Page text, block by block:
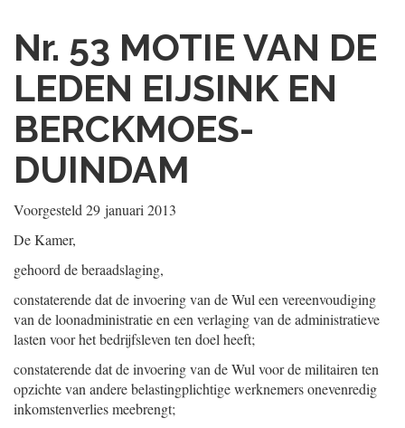
Nr. 53 MOTIE VAN DE
LEDEN EIJSINK EN
BERCKMOES-
DUINDAM
Voorgesteld 29 januari 2013
De Kamer,
gehoord de beraadslaging,
constaterende dat de invoering van de Wul een vereenvoudiging
van de loonadministratie en een verlaging van de administratieve
lasten voor het bedrijfsleven ten doel heeft;
constaterende dat de invoering van de Wul voor de militairen ten
opzichte van andere belastingplichtige werknemers onevenredig
inkomstenverlies meebrengt;